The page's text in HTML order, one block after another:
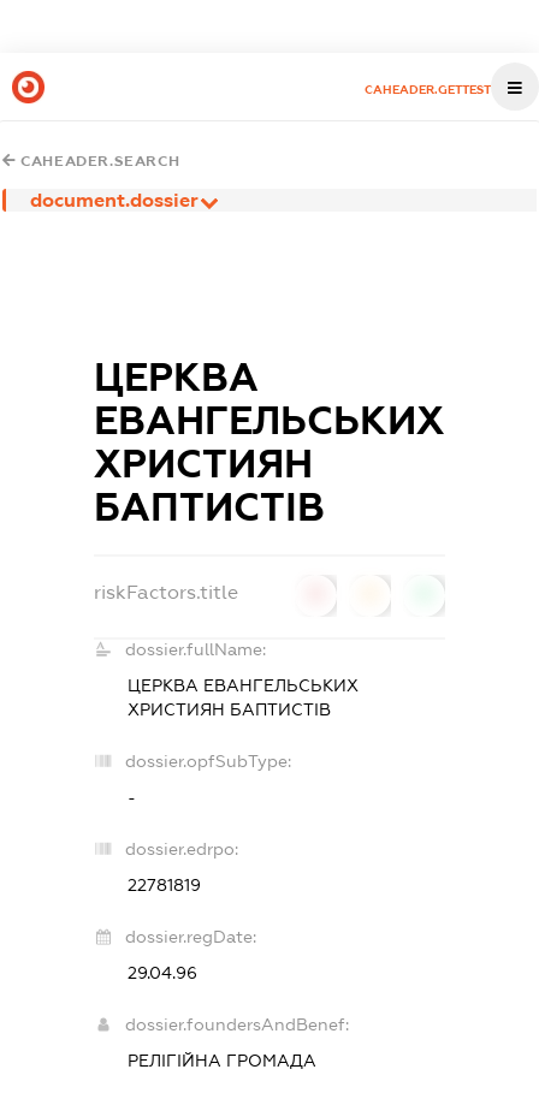
CAHEADER.GETTEST
CAHEADER.SEARCH
document.dossier
ЦЕРКВА
ЕВАНГЕЛЬСЬКИХ
ХРИСТИЯН
БАПТИСТІВ
riskFactors.title
dossier.fullName:
ЦЕРКВА ЕВАНГЕЛЬСЬКИХ
ХРИСТИЯН БАПТИСТІВ
dossier.opfSubType:
-
dossier.edrpo:
22781819
dossier.regDate:
29.04.96
dossier.foundersAndBenef:
РЕЛІГІЙНА ГРОМАДА